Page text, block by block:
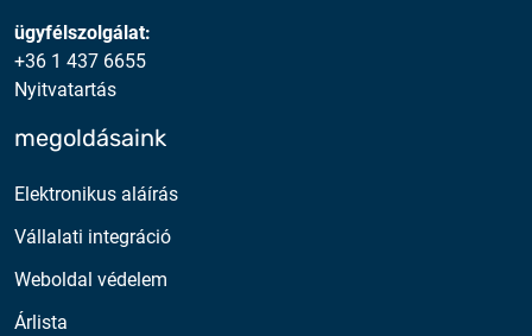
ügyfélszolgálat:
+36 1 437 6655
Nyitvatartás
megoldásaink
Elektronikus aláírás
Vállalati integráció
Weboldal védelem
Árlista